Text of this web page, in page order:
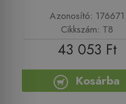
Azonosító: 176671
Cikkszám: T8
43 053 Ft
Kosárba